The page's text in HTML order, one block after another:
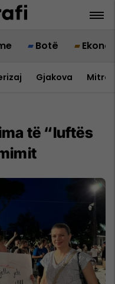
Botë
Gjakova
të “luftës